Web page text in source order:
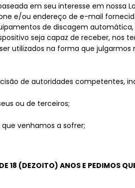
em seu interesse em nossa
e/ou endereço de e-mail
de discagem
seja capaz de receber, nos
utilizados na forma que julgarmos
de autoridades competentes,
ou de terceiros;
venhamos a sofrer;
18 (DEZOITO) ANOS E PEDIMOS